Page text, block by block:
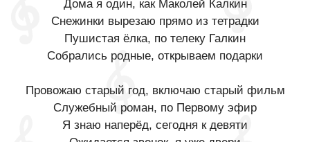
Дома я один, как Маколей Калкин
Снежинки вырезаю прямо из тетрадки
Пушистая ёлка, по телеку Галкин
Собрались родные, открываем подарки
Провожаю старый год, включаю старый фильм
Служебный роман, по Первому эфир
Я знаю наперёд, сегодня к девяти